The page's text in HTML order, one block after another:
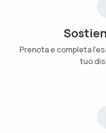
Prenota e completa
tuo